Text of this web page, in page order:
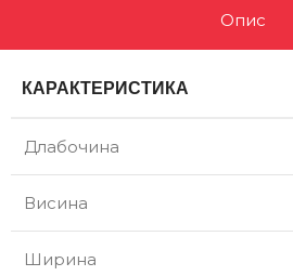
Опис
КАРАКТЕРИСТИКА
Длабочина
Висина
Ширина